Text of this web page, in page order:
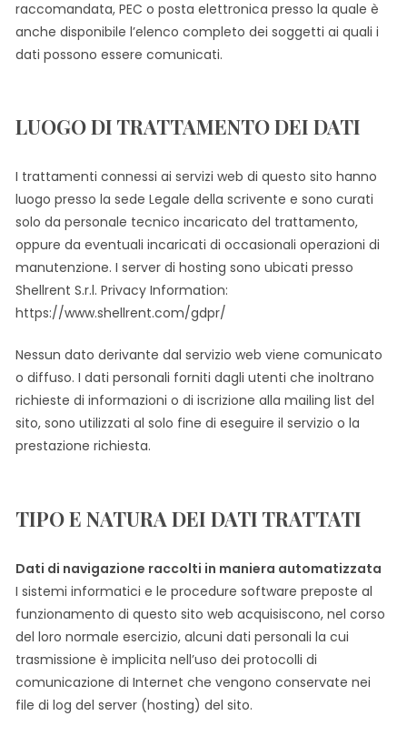
raccomandata, PEC o posta elettronica presso la quale è
anche disponibile l’elenco completo dei soggetti ai quali i
dati possono essere comunicati.
LUOGO DI TRATTAMENTO DEI DATI
I trattamenti connessi ai servizi web di questo sito hanno
luogo presso la sede Legale della scrivente e sono curati
solo da personale tecnico incaricato del trattamento,
oppure da eventuali incaricati di occasionali operazioni di
manutenzione. I server di hosting sono ubicati presso
Shellrent S.r.l. Privacy Information:
https://www.shellrent.com/gdpr/
Nessun dato derivante dal servizio web viene comunicato
o diffuso. I dati personali forniti dagli utenti che inoltrano
richieste di informazioni o di iscrizione alla mailing list del
sito, sono utilizzati al solo fine di eseguire il servizio o la
prestazione richiesta.
TIPO E NATURA DEI DATI TRATTATI
Dati di navigazione raccolti in maniera automatizzata
I sistemi informatici e le procedure software preposte al
funzionamento di questo sito web acquisiscono, nel corso
del loro normale esercizio, alcuni dati personali la cui
trasmissione è implicita nell’uso dei protocolli di
comunicazione di Internet che vengono conservate nei
file di log del server (hosting) del sito.